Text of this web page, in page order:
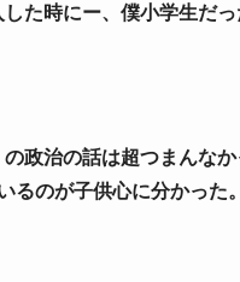
た時にー、僕小学生だ
政治の話は超つまんな
るのが子供心に分かった。